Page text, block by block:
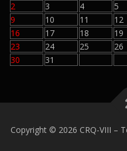
2
3 4 5
9
10 11 12
16
17 18 19
23
24 25 26
30
31
Copyright © 2026 CRQ-VIII –